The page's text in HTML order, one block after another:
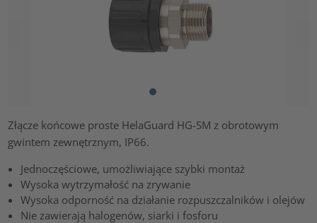
Złącze końcowe proste HelaGuard HG-SM z obrotowym
gwintem zewnętrznym, IP66.
Jednoczęściowe, umożliwiające szybki montaż
Wysoka wytrzymałość na zrywanie
Wysoka odporność na działanie rozpuszczalników i olejów
Nie zawierają halogenów, siarki i fosforu